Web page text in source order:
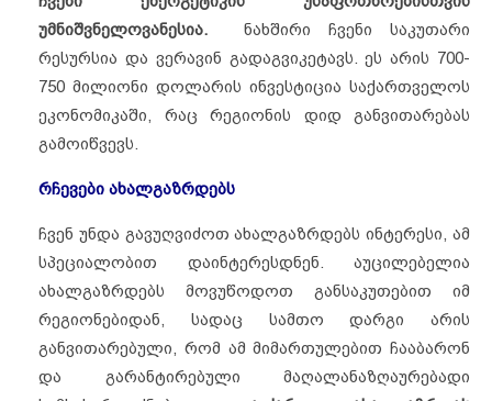
უმნიშვნელოვანესია.
ნახშირი ჩვენი საკუთარი
რესურსია და ვერავინ გადაგვიკეტავს. ეს არის 700-
750 მილიონი დოლარის ინვესტიცია საქართველოს
ეკონომიკაში, რაც რეგიონის დიდ განვითარებას
გამოიწვევს.
რჩევები ახალგაზრდებს
ჩვენ უნდა გავუღვიძოთ ახალგაზრდებს ინტერესი, ამ
სპეციალობით დაინტერესდნენ. აუცილებელია
ახალგაზრდებს მოვუწოდოთ განსაკუთებით იმ
რეგიონებიდან, სადაც სამთო დარგი არის
განვითარებული, რომ ამ მიმართულებით ჩააბარონ
და გარანტირებული მაღალანაზღაურებადი